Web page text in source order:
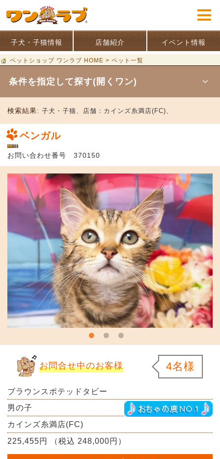
子犬・子猫情報 店舗紹介 イベント情報
ペットショップ ワンラブ HOME > ペット一覧
条件を指定して探す(開くワン)
検索結果: 子犬・子猫、 店舗： カインズ糸満店(FC)、
ベンガル
お問い合わせ番号 370150
お問合せ中のお客様 4名様
ブラウンスポテッドタビー
男の子
カインズ糸満店(FC)
225,455円 （税込 248,000円）